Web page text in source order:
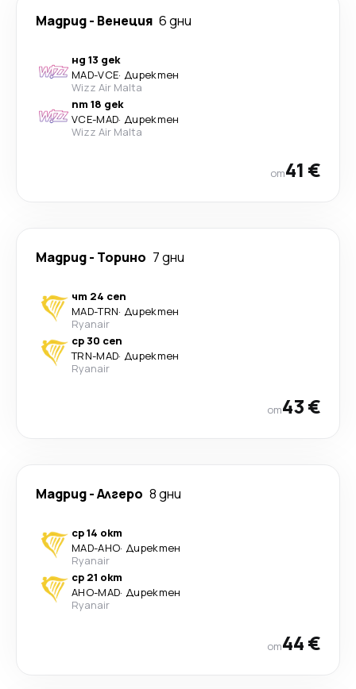
Мадрид- Венеция 6 дни
нд 13 дек
MAD-VCE· Директен
Wizz Air Malta
пт 18 дек
VCE-MAD· Директен
Wizz Air Malta
от41 €
Мадрид- Торино 7 дни
чт 24 сеп
MAD-TRN· Директен
Ryanair
ср 30 сеп
TRN-MAD· Директен
Ryanair
от43 €
Мадрид-Алгеро 8 дни
ср 14 окт
MAD-AHO· Директен
Ryanair
ср 21 окт
AHO-MAD· Директен
Ryanair
от44 €